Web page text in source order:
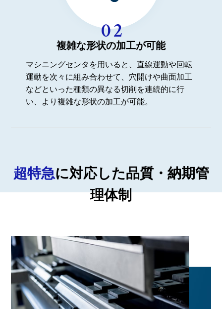
複雑な形状の加工が可能
マシニングセンタを用いると、直線運動や回転
運動を次々に組み合わせて、穴開けや曲面加工
などといった種類の異なる切削を連続的に行
い、より複雑な形状の加工が可能。
超特急に対応した品質・納期管
理体制